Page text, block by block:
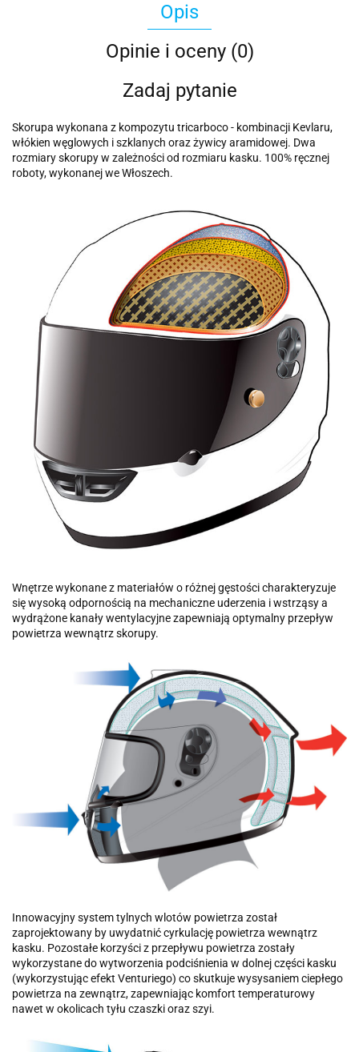
Opis
Opinie i oceny (0)
Zadaj pytanie
Skorupa wykonana z kompozytu tricarboco - kombinacji Kevlaru,
włókien węglowych i szklanych oraz żywicy aramidowej. Dwa
rozmiary skorupy w zależności od rozmiaru kasku. 100% ręcznej
roboty, wykonanej we Włoszech.
Wnętrze wykonane z materiałów o różnej gęstości charakteryzuje
się wysoką odpornością na mechaniczne uderzenia i wstrząsy a
wydrążone kanały wentylacyjne zapewniają optymalny przepływ
powietrza wewnątrz skorupy.
Innowacyjny system tylnych wlotów powietrza został
zaprojektowany by uwydatnić cyrkulację powietrza wewnątrz
kasku. Pozostałe korzyści z przepływu powietrza zostały
wykorzystane do wytworzenia podciśnienia w dolnej części kasku
(wykorzystując efekt Venturiego) co skutkuje wysysaniem ciepłego
powietrza na zewnątrz, zapewniając komfort temperaturowy
nawet w okolicach tyłu czaszki oraz szyi.